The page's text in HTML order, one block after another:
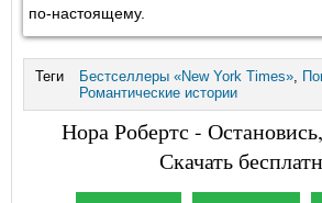
по-настоящему.
Теги Бестселлеры «New York Times»,
Романтические истории
Нора Робертс -
Скачать